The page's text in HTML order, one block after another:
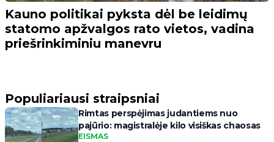
Kauno politikai pyksta dėl be leidimų
statomo apžvalgos rato vietos, vadina
priešrinkiminiu manevru
Populiariausi straipsniai
Rimtas perspėjimas judantiems nuo
pajūrio: magistralėje kilo visiškas chaosas
EISMAS